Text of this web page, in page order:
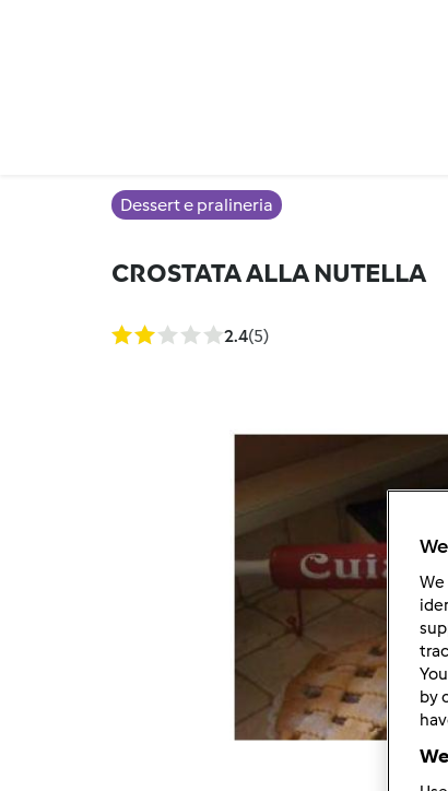
Dessert e pralineria
CROSTATA ALLA NUTELLA
2.4(5)
by